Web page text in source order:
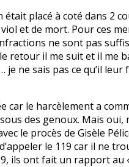
placé à coté dans 2
et de mort. Pour ces
ne sont pas
il me suit et il me
ne sais pas ce qu’il leur
le harcèlement a
des genoux. Mais
le procès de Gisèle
le 119 car il ne
ils ont fait un rapport